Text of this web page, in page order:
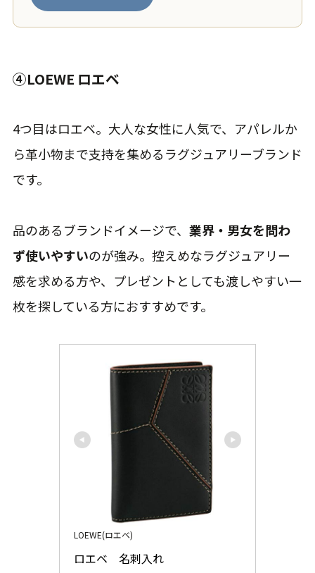
④LOEWE ロエベ
4つ目はロエベ。大人な女性に人気で、アパレルか
ら革小物まで支持を集めるラグジュアリーブランド
です。
品のあるブランドイメージで、 業界・男女を問わ
ず使いやすいのが強み。控えめなラグジュアリー
感を求める方や、プレゼントとしても渡しやすい一
枚を探している方におすすめです。
LOEWE(ロエベ)
ロエベ　名刺入れ